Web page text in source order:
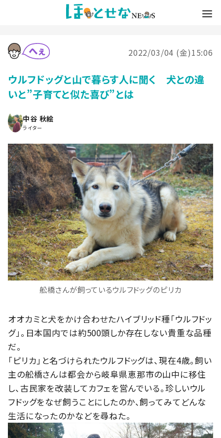
2022/03/04 (金)15:06
ウルフドッグと山で暮らす人に聞く 犬との違
いと”子育てと似た喜び”とは
中谷 秋絵
ライター
舩橋さんが飼っているウルフドッグのピリカ
オオカミと犬をかけ合わせたハイブリッド種「ウルフドッ
グ」。日本国内では約500頭しか存在しない貴重な品種
だ。
「ピリカ」と名づけられたウルフドッグは、現在4歳。飼い
主の舩橋さんは都会から岐阜県恵那市の山中に移住
し、古民家を改装してカフェを営んでいる。珍しいウル
フドッグをなぜ飼うことにしたのか、飼ってみてどんな
生活になったのかなどを尋ねた。